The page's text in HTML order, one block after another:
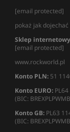
[email protected]
pokaż jak
Sklep
[email protected]
www.rockworld.pl
Konto PLN: 51
Konto EURO:
(BIC:
Konto GB: PL63
(BIC: